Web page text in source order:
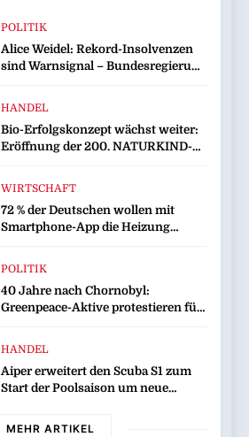
POLITIK
Alice Weidel: Rekord-Insolvenzen
sind Warnsignal – Bundesregierung
HANDEL
Bio-Erfolgskonzept wächst weiter:
Eröffnung der 200. NATURKIND-
WIRTSCHAFT
72 % der Deutschen wollen mit
Smartphone-App die Heizung
POLITIK
40 Jahre nach Chornobyl:
Greenpeace-Aktive protestieren für
Folgen des russischen
Drohnenangriffs
HANDEL
Aiper erweitert den Scuba S1 zum
Start der Poolsaison um neue
wird noch effizienter und
MEHR ARTIKEL